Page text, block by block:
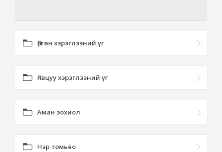
Өргөн хэрэглээний үг
Явцуу хэрэглээний үг
Аман зохиол
Нэр томьёо